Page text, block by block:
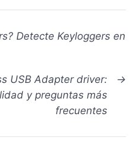
Detecte Keyloggers en
→
USB Adapter driver:
y preguntas más
frecuentes